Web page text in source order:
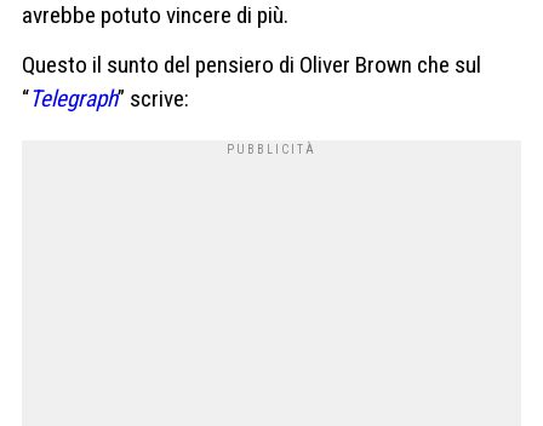
avrebbe potuto vincere di più.
Questo il sunto del pensiero di Oliver Brown che sul
“Telegraph” scrive: